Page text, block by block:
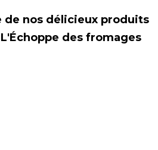
de nos délicieux produits
des fromages